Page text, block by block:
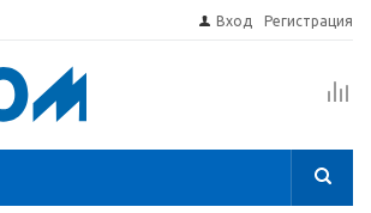
Вход Регистрация